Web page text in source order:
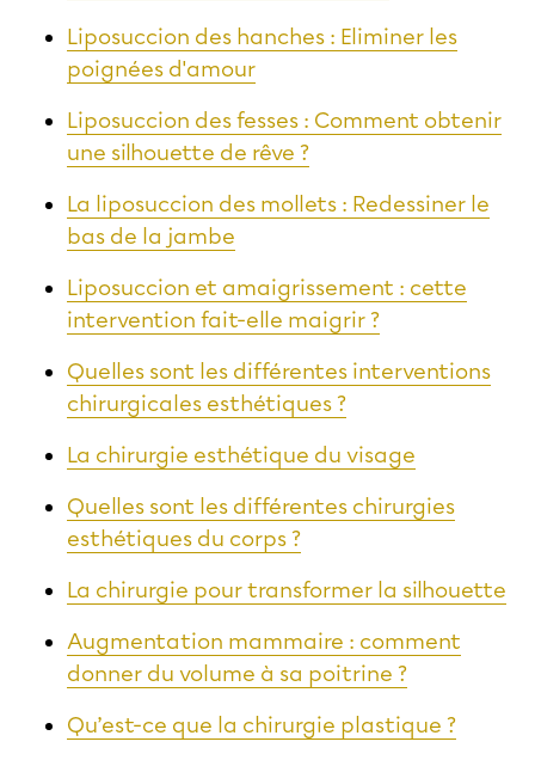
Liposuccion des hanches : Eliminer les
poignées d'amour
Liposuccion des fesses : Comment obtenir
une silhouette de rêve ?
La liposuccion des mollets : Redessiner le
bas de la jambe
Liposuccion et amaigrissement : cette
intervention fait-elle maigrir ?
Quelles sont les différentes interventions
chirurgicales esthétiques ?
La chirurgie esthétique du visage
Quelles sont les différentes chirurgies
esthétiques du corps ?
La chirurgie pour transformer la silhouette
Augmentation mammaire : comment
donner du volume à sa poitrine ?
Qu’est-ce que la chirurgie plastique ?